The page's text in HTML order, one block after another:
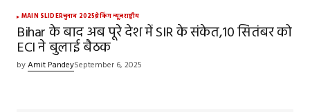
MAIN SLIDERचुनाव 2025ब्रेकिंग न्यूज़राष्ट्रीय
Bihar के बाद अब पूरे देश में SIR के संकेत,10 सितंबर को
ECI ने बुलाई बैठक
byAmit PandeySeptember 6, 2025